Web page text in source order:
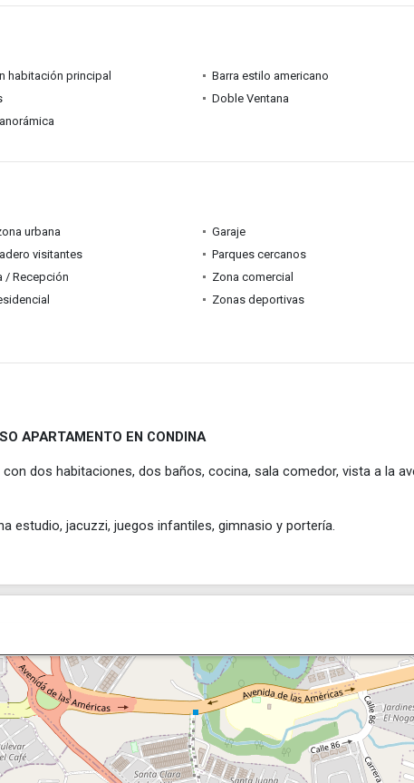
habitación principal
Barra estilo americano
Doble Ventana
urbana
Garaje
visitantes
Parques cercanos
/ Recepción
Zona comercial
Zonas deportivas
APARTAMENTO EN CONDINA
dos habitaciones, dos baños, cocina, sala comedor, vista a la
estudio, jacuzzi, juegos infantiles, gimnasio y portería.